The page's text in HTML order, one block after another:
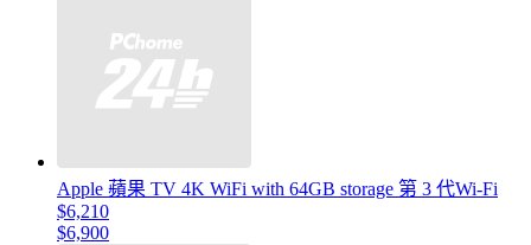
Apple 蘋果 TV 4K WiFi with 64GB storage 第 3 代Wi-Fi
$6,210
$6,900